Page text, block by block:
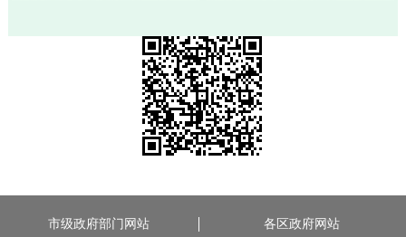
20260728-丰台新闻
20260724-丰台新闻
市级政府部门网站 各区政府网站